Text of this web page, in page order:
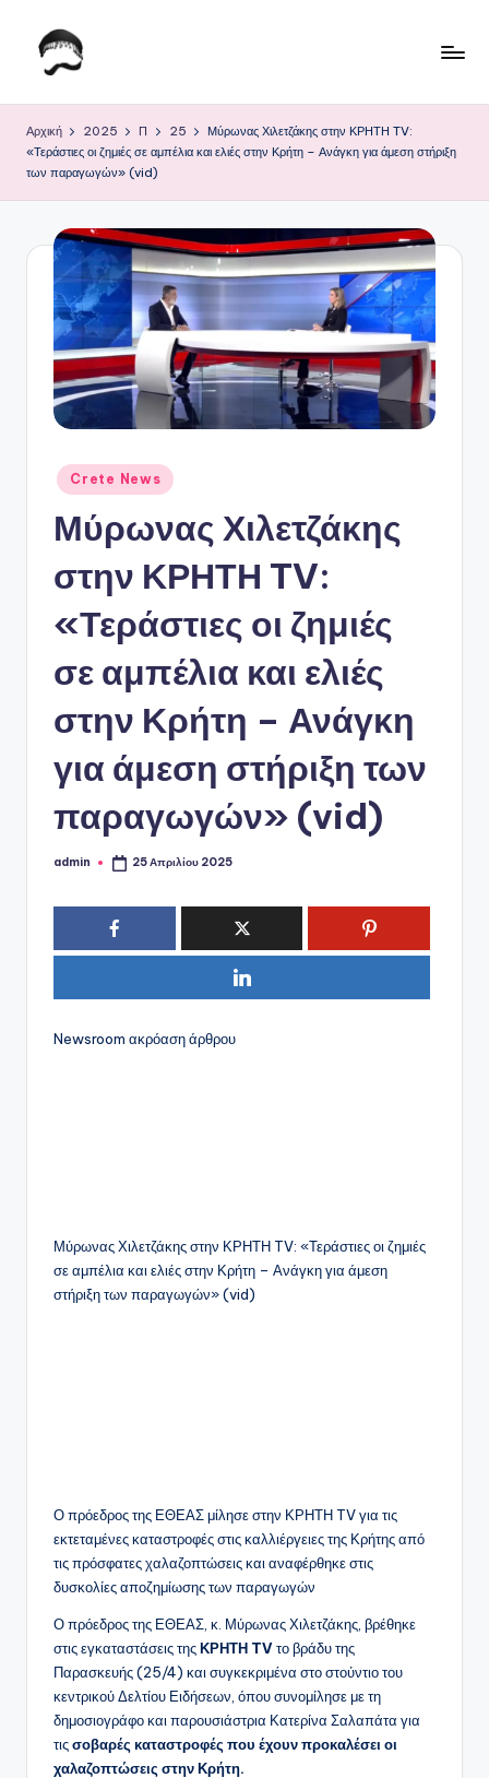
Μετάβαση
ο
Κ
α
θ
Αρχική 2025 Π 25
Μύρωνας Χιλετζάκης στην ΚΡΗΤΗ TV:
«Τεράστιες οι ζημιές σε αμπέλια και ελιές στην Κρήτη – Ανάγκη για άμεση στήριξη
των παραγωγών» (vid)
Αναρτήθηκε
σε
Crete News
Μύρωνας Χιλετζάκης
στην ΚΡΗΤΗ TV:
«Τεράστιες οι ζημιές
σε αμπέλια και ελιές
στην Κρήτη – Ανάγκη
για άμεση στήριξη των
παραγωγών» (vid)
Συγγραφέας:
admin 25 Απριλίου 2025
Newsroom ακρόαση άρθρου
Μύρωνας Χιλετζάκης στην ΚΡΗΤΗ TV: «Τεράστιες οι ζημιές
σε αμπέλια και ελιές στην Κρήτη – Ανάγκη για άμεση
στήριξη των παραγωγών» (vid)
Ο πρόεδρος της ΕΘΕΑΣ μίλησε στην ΚΡΗΤΗ TV για τις
εκτεταμένες καταστροφές στις καλλιέργειες της Κρήτης από
τις πρόσφατες χαλαζοπτώσεις και αναφέρθηκε στις
δυσκολίες αποζημίωσης των παραγωγών
Ο πρόεδρος της ΕΘΕΑΣ, κ. Μύρωνας Χιλετζάκης, βρέθηκε
στις εγκαταστάσεις τηςΚΡΗΤΗ TVτο βράδυ της
Παρασκευής (25/4) και συγκεκριμένα στο στούντιο του
κεντρικού Δελτίου Ειδήσεων, όπου συνομίλησε με τη
δημοσιογράφο και παρουσιάστρια Κατερίνα Σαλαπάτα για
τιςσοβαρές καταστροφές που έχουν προκαλέσει οι
χαλαζοπτώσεις στην Κρήτη.